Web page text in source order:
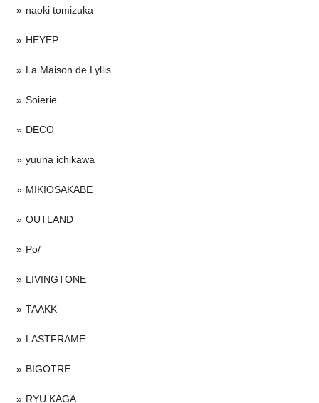
naoki tomizuka
HEYEP
La Maison de Lyllis
Soierie
DECO
yuuna ichikawa
MIKIOSAKABE
OUTLAND
Po/
LIVINGTONE
TAAKK
LASTFRAME
BIGOTRE
RYU KAGA